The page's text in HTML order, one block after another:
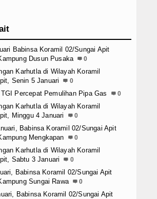
Babinsa Koramil 02/Sungai Apit
Dusun Pusaka
0
Karhutla di Wilayah Koramil
Senin 5 Januari
0
Percepat Pemulihan Pipa Gas 0
Karhutla di Wilayah Koramil
Minggu 4 Januari
0
Babinsa Koramil 02/Sungai Apit
Mengkapan
0
Karhutla di Wilayah Koramil
Sabtu 3 Januari
0
Babinsa Koramil 02/Sungai Apit
Sungai Rawa
0
Babinsa Koramil 02/Sungai Apit